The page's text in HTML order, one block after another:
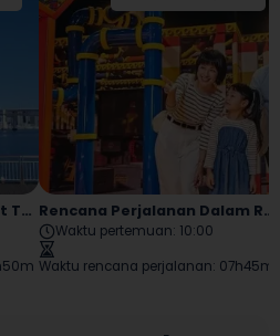
Rencana Perjalanan Planet TeamLab Odaiba Rencana Perjalanan Dalam Ruangan Odaiba
Waktu pertemuan: 10:00
Waktu rencana perjalanan: 07h45m